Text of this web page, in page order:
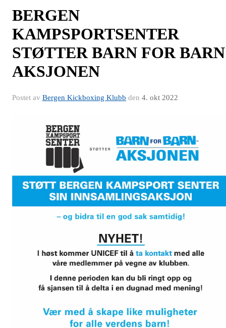
BERGEN
KAMPSPORTSENTER
STØTTER BARN FOR BARN
AKSJONEN
Postet av Bergen Kickboxing Klubb den 4. okt 2022